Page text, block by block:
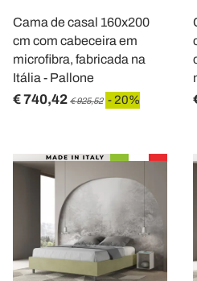
Cama de casal 160x200
cm com cabeceira em
microfibra, fabricada na
Itália - Pallone
€ 740,42 € 925,52 - 20%